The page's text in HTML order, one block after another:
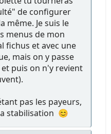
de configurer
même. Je suis le
menus de mon
fichus et avec une
mais on y passe
puis on n'y revient
pas les payeurs,
stabilisation 😊